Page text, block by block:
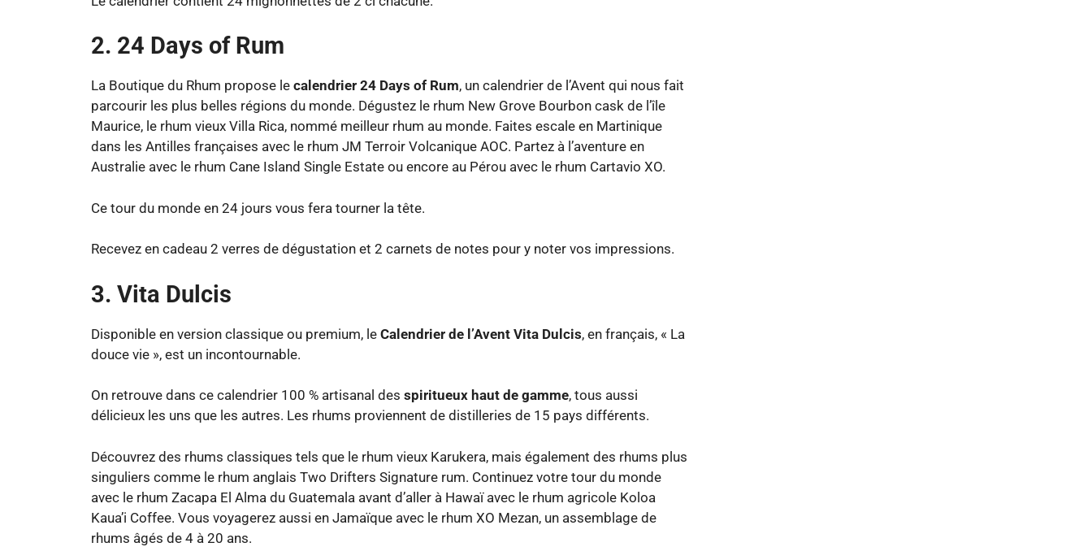
2. 24 Days of Rum
La Boutique du Rhum propose le calendrier 24 Days of Rum, un calendrier de l’Avent qui nous fait
parcourir les plus belles régions du monde. Dégustez le rhum New Grove Bourbon cask de l’île
Maurice, le rhum vieux Villa Rica, nommé meilleur rhum au monde. Faites escale en Martinique
dans les Antilles françaises avec le rhum JM Terroir Volcanique AOC. Partez à l’aventure en
Australie avec le rhum Cane Island Single Estate ou encore au Pérou avec le rhum Cartavio XO.
Ce tour du monde en 24 jours vous fera tourner la tête.
Recevez en cadeau 2 verres de dégustation et 2 carnets de notes pour y noter vos impressions.
3. Vita Dulcis
Disponible en version classique ou premium, le Calendrier de l’Avent Vita Dulcis, en français, « La
douce vie », est un incontournable.
On retrouve dans ce calendrier 100 % artisanal des spiritueux haut de gamme, tous aussi
délicieux les uns que les autres. Les rhums proviennent de distilleries de 15 pays différents.
Découvrez des rhums classiques tels que le rhum vieux Karukera, mais également des rhums plus
singuliers comme le rhum anglais Two Drifters Signature rum. Continuez votre tour du monde
avec le rhum Zacapa El Alma du Guatemala avant d’aller à Hawaï avec le rhum agricole Koloa
Kaua’i Coffee. Vous voyagerez aussi en Jamaïque avec le rhum XO Mezan, un assemblage de
rhums âgés de 4 à 20 ans.